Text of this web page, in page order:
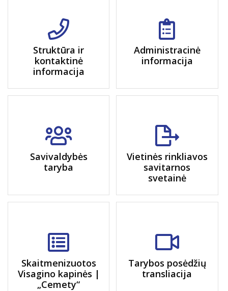
Struktūra ir
kontaktinė
informacija
Administracinė
informacija
Savivaldybės
taryba
Vietinės rinkliavos
savitarnos
svetainė
Skaitmenizuotos
Visagino kapinės |
„Cemety“
Tarybos posėdžių
transliacija